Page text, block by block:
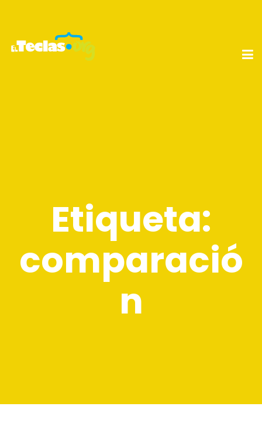
Etiqueta:
comparació
n